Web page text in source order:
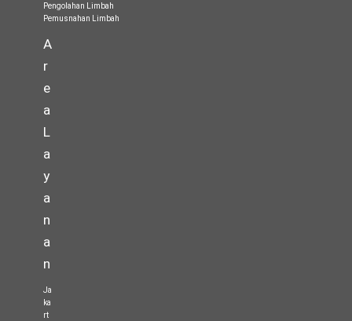
Pengolahan Limbah
Pemusnahan Limbah
A
r
e
a
L
a
y
a
n
a
n
Ja
ka
rt